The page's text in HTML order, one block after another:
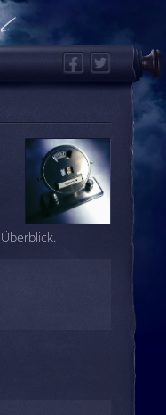
FacebookTwitter
Karten